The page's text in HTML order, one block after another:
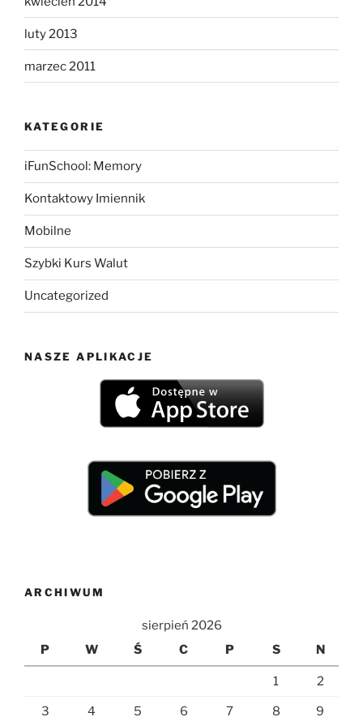
luty 2013
marzec 2011
KATEGORIE
iFunSchool: Memory
Kontaktowy Imiennik
Mobilne
Szybki Kurs Walut
Uncategorized
NASZE APLIKACJE
ARCHIWUM
sierpień 2026
P
W Ś C P S N
1 2
3 4 5 6 7 8 9